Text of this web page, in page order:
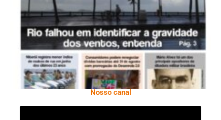
Ano X – Número 366 01 A 07 De Agosto De
2026
Nosso canal